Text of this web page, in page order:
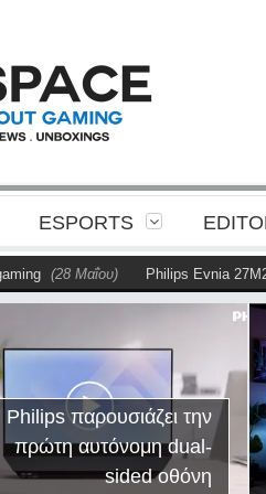
ESPORTS
(28 Μαΐου) Philips Evnia
παρουσιάζει την
πρώτη αυτόνομη dual-
sided οθόνη